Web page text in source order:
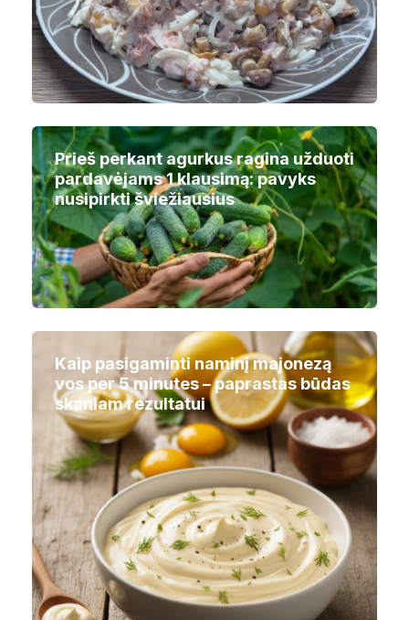
Prieš perkant agurkus ragina užduoti
pardavėjams 1 klausimą: pavyks
nusipirkti šviežiausius
Kaip pasigaminti naminį majonezą
vos per 5 minutes – paprastas būdas
skaniam rezultatui